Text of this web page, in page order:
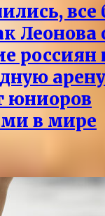
все
Леонова
россиян
юниоров
в мире